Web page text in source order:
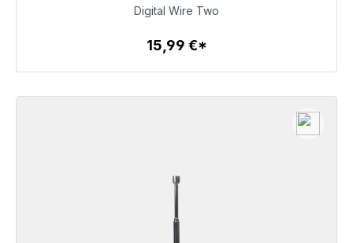
15,99 €
Dettagli
Digital Wire Two
15,99 €*